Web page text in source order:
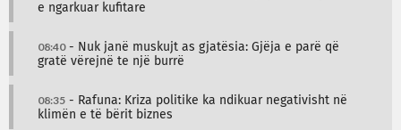
e ngarkuar kufitare
08:40- Nuk janë muskujt as gjatësia: Gjëja e parë që
gratë vërejnë te një burrë
08:35 - Rafuna: Kriza politike ka ndikuar negativisht në
klimën e të bërit biznes